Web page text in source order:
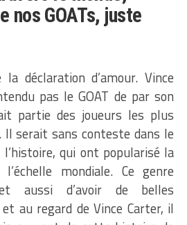
nos GOATs, juste
déclaration d’amour. Vince
pas le GOAT de par son
partie des joueurs les plus
serait sans conteste dans le
qui ont popularisé la
mondiale. Ce genre
aussi d’avoir de belles
au regard de Vince Carter, il